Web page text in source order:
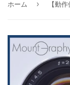
ホーム ›